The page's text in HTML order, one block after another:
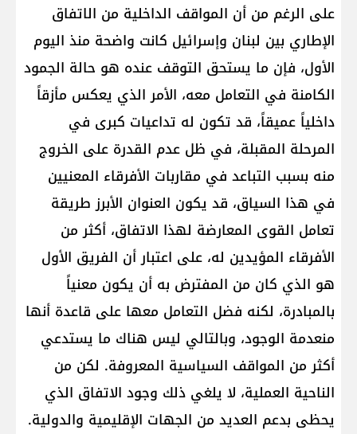
على الرغم من أن المواقف الداخلية من ال​اتفاق
الإطاري​ بين ​لبنان​ و​إسرائيل​ كانت واضحة منذ اليوم
الأول، فإن ما يستحق التوقف عنده هو حالة الجمود
الكامنة في التعامل معه، الأمر الذي يعكس مأزقاً
داخلياً عميقاً، قد تكون له تداعيات كبرى في
المرحلة المقبلة، في ظل عدم القدرة على الخروج
منه بسبب التباعد في مقاربات الأفرقاء المعنيين
في هذا السياق، قد يكون العنوان الأبرز طريقة
تعامل القوى المعارضة لهذا الاتفاق، أكثر من
الأفرقاء المؤيدين له، على اعتبار أن الفريق الأول
هو الذي كان من المفترض به أن يكون معنياً
بالمبادرة، لكنه فضل التعامل معها على قاعدة أنها
منعدمة الوجود، وبالتالي ليس هناك ما يستدعي
أكثر من المواقف السياسية المعروفة. لكن من
الناحية العملية، لا يلغي ذلك وجود الاتفاق الذي
يحظى بدعم العديد من الجهات الإقليمية والدولية.